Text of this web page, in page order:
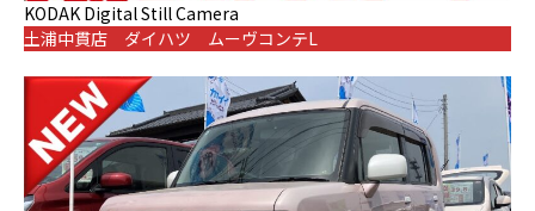
KODAK Digital Still Camera
土浦中貫店 ダイハツ ムーヴコンテL